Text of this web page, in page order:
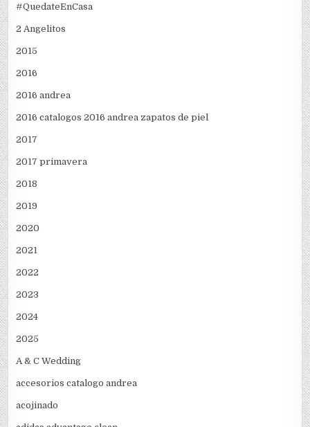
#QuedateEnCasa
2 Angelitos
2015
2016
2016 andrea
2016 catalogos 2016 andrea zapatos de piel
2017
2017 primavera
2018
2019
2020
2021
2022
2023
2024
2025
A & C Wedding
accesorios catalogo andrea
acojinado